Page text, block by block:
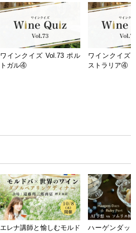
ワインクイズ Vol.73 ポル
トガル④
ワインクイズ
ストラリア④
エレナ講師と愉しむモルド
ハーゲンダッ